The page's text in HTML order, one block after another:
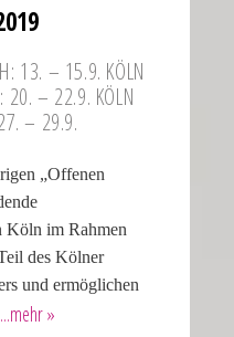
13. – 15.9. KÖLN
20. – 22.9. KÖLN
– 29.9.
„Offenen
im Rahmen
des Kölner
und ermöglichen